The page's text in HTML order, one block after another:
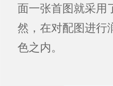
面一张首图就采用
然，在对配图进行
色之内。